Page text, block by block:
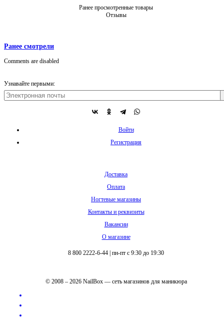
Ранее просмотренные товары
Отзывы
Ранее смотрели
Comments are disabled
Узнавайте первыми:
Войти
Регистрация
Доставка
Оплата
Ногтевые магазины
Контакты и реквизиты
Вакансии
О магазине
8 800 2222-6-44 пн-пт с 9:30 до 19:30
© 2008 – 2026 NailBox — сеть магазинов для маникюра